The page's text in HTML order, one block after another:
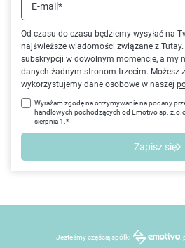
Od czasu do czasu będziemy wysyłać na
najświeższe wiadomości związane z
subskrypcji w dowolnym momencie, a my
danych żadnym stronom trzecim. Możesz
wykorzystujemy dane osobowe w naszej
E-mail*
Wyrażam zgodę na otrzymywanie na podany
handlowych pochodzących od Emotivo sp.
sierpnia 1.*
Zapisz się
Jesteśmy częścią spółki ,